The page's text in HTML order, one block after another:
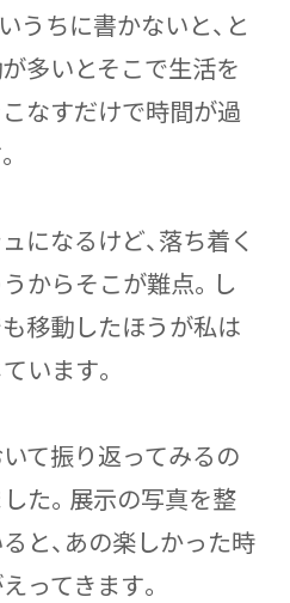
うちに書かないと、と
多いとそこで生活を
なすだけで時間が過
になるけど、落ち着く
からそこが難点。し
移動したほうが私は
います。
て振り返ってみるの
た。展示の写真を整
と、あの楽しかった時
ってきます。